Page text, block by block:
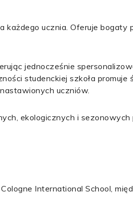
każdego ucznia. Oferuje bogaty
jednocześnie
studenckiej szkoła promuje
uczniów.
ekologicznych i sezonowych
International School,